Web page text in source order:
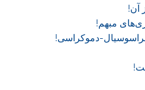
مبهم!
دموکراسی!